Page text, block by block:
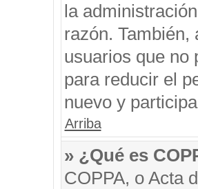
la
razón.
usuarios que no
para reducir el
nuevo y
Arriba
» ¿Qué es
COPPA, o Acta